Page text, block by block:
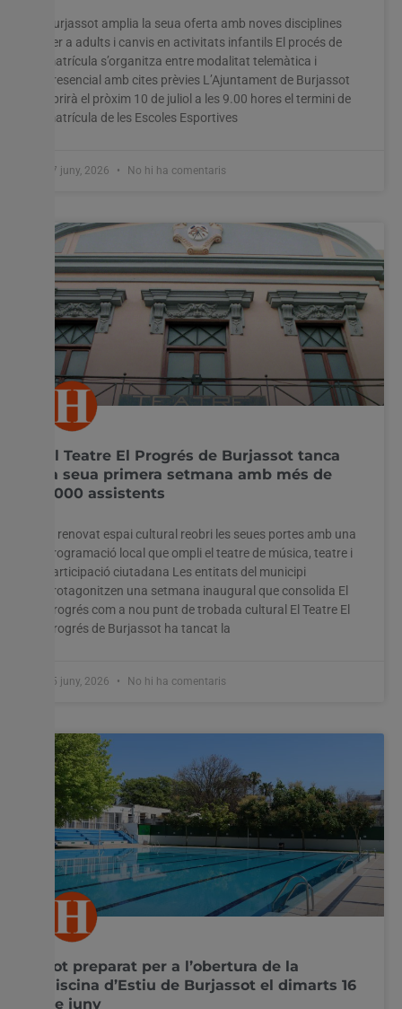
Burjassot amplia la seua oferta amb noves disciplines
per a adults i canvis en activitats infantils El procés de
matrícula s’organitza entre modalitat telemàtica i
presencial amb cites prèvies L’Ajuntament de Burjassot
obrirà el pròxim 10 de juliol a les 9.00 hores el termini de
matrícula de les Escoles Esportives
27 juny, 2026 No hi ha comentaris
El Teatre El Progrés de Burjassot tanca
la seua primera setmana amb més de
1.000 assistents
El renovat espai cultural reobri les seues portes amb una
programació local que ompli el teatre de música, teatre i
participació ciutadana Les entitats del municipi
protagonitzen una setmana inaugural que consolida El
Progrés com a nou punt de trobada cultural El Teatre El
Progrés de Burjassot ha tancat la
25 juny, 2026 No hi ha comentaris
Tot preparat per a l’obertura de la
Piscina d’Estiu de Burjassot el dimarts 16
de juny